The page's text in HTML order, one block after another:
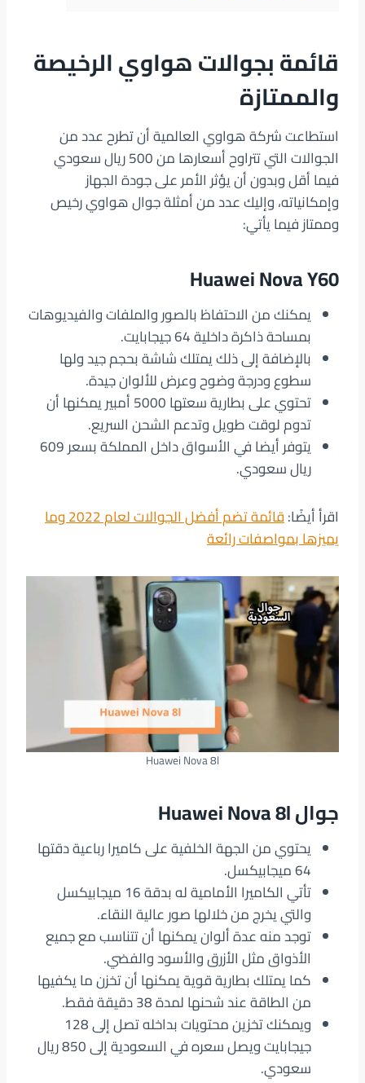
قائمة بجوالات هواوي الرخيصة
والممتازة
استطاعت شركة هواوي العالمية أن تطرح عدد من
الجوالات التي تتراوح أسعارها من 500 ريال سعودي
فيما أقل وبدون أن يؤثر الأمر على جودة الجهاز
وإمكانياته، وإليك عدد من أمثلة جوال هواوي رخيص
وممتاز فيما يأتي:
Huawei Nova Y60
يمكنك من الاحتفاظ بالصور والملفات والفيديوهات
بمساحة ذاكرة داخلية 64 جيجابايت.
بالإضافة إلى ذلك يمتلك شاشة بحجم جيد ولها
سطوع ودرجة وضوح وعرض للألوان جيدة.
تحتوي على بطارية سعتها 5000 أمبير يمكنها أن
تدوم لوقت طويل وتدعم الشحن السريع.
يتوفر أيضا في الأسواق داخل المملكة بسعر 609
ريال سعودي.
اقرأ أيضًا:
قائمة تضم أفضل الجوالات لعام 2022 وما
يميزها بمواصفات رائعة
Huawei Nova 8l
جوال Huawei Nova 8l
يحتوي من الجهة الخلفية على كاميرا رباعية دقتها
64 ميجابيكسل.
تأتي الكاميرا الأمامية له بدقة 16 ميجابيكسل
والتي يخرج من خلالها صور عالية النقاء.
توجد منه عدة ألوان يمكنها أن تتناسب مع جميع
الأذواق مثل الأزرق والأسود والفضي.
كما يمتلك بطارية قوية يمكنها أن تخزن ما يكفيها
من الطاقة عند شحنها لمدة 38 دقيقة فقط.
ويمكنك تخزين محتويات بداخله تصل إلى 128
جيجابايت ويصل سعره في السعودية إلى 850 ريال
سعودي.